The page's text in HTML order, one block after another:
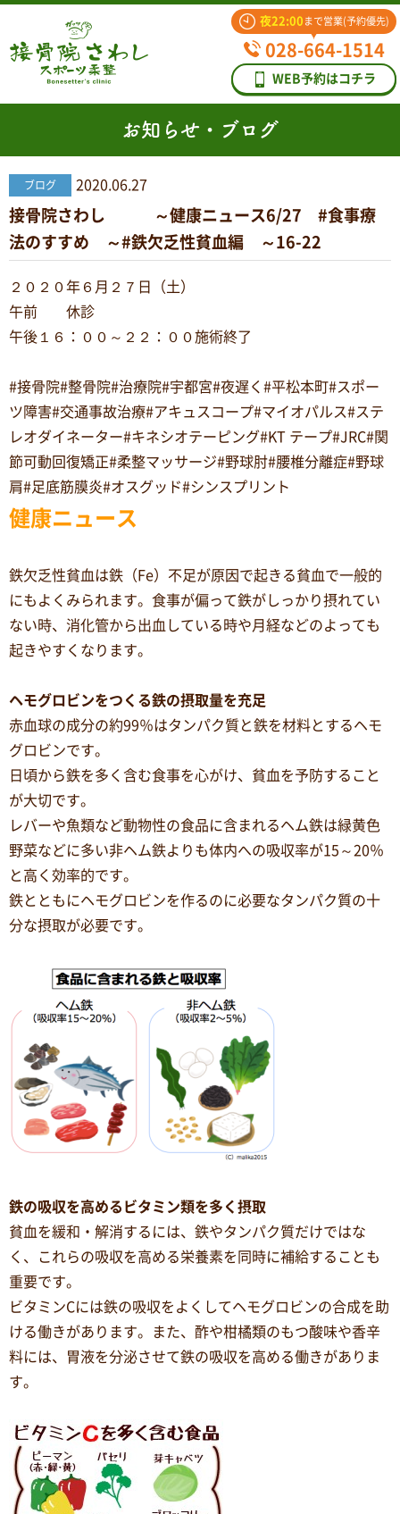
夜22:00 まで営業(予約優先)
028-664-1514
WEB予約はコチラ
お知らせ・ブログ
ブログ 2020.06.27
接骨院さわし ～健康ニュース6/27 #食事療
法のすすめ ～#鉄欠乏性貧血編 ～16-22
２０２０年６月２７日（土）
午前 休診
午後１６：００～２２：００施術終了
#接骨院#整骨院#治療院#宇都宮#夜遅く#平松本町#スポー
ツ障害#交通事故治療#アキュスコープ#マイオパルス#ステ
レオダイネーター#キネシオテーピング#KT テープ#JRC#関
節可動回復矯正#柔整マッサージ#野球肘#腰椎分離症#野球
肩#足底筋膜炎#オスグッド#シンスプリント
健康ニュース
鉄欠乏性貧血は鉄（Fe）不足が原因で起きる貧血で一般的
にもよくみられます。食事が偏って鉄がしっかり摂れてい
ない時、消化管から出血している時や月経などのよっても
起きやすくなります。
ヘモグロビンをつくる鉄の摂取量を充足
赤血球の成分の約99％はタンパク質と鉄を材料とするヘモ
グロビンです。
日頃から鉄を多く含む食事を心がけ、貧血を予防すること
が大切です。
レバーや魚類など動物性の食品に含まれるヘム鉄は緑黄色
野菜などに多い非ヘム鉄よりも体内への吸収率が15～20％
と高く効率的です。
鉄とともにヘモグロビンを作るのに必要なタンパク質の十
分な摂取が必要です。
鉄の吸収を高めるビタミン類を多く摂取
貧血を緩和・解消するには、鉄やタンパク質だけではな
く、これらの吸収を高める栄養素を同時に補給することも
重要です。
ビタミンCには鉄の吸収をよくしてヘモグロビンの合成を助
ける働きがあります。また、酢や柑橘類のもつ酸味や香辛
料には、胃液を分泌させて鉄の吸収を高める働きがありま
す。